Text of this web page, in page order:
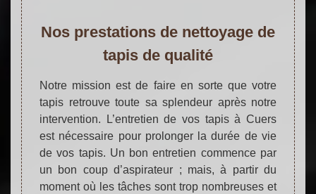
Nos prestations de nettoyage de
tapis de qualité
Notre mission est de faire en sorte que votre
tapis retrouve toute sa splendeur après notre
intervention. L’entretien de vos tapis à Cuers
est nécessaire pour prolonger la durée de vie
de vos tapis. Un bon entretien commence par
un bon coup d’aspirateur ; mais, à partir du
moment où les tâches sont trop nombreuses et